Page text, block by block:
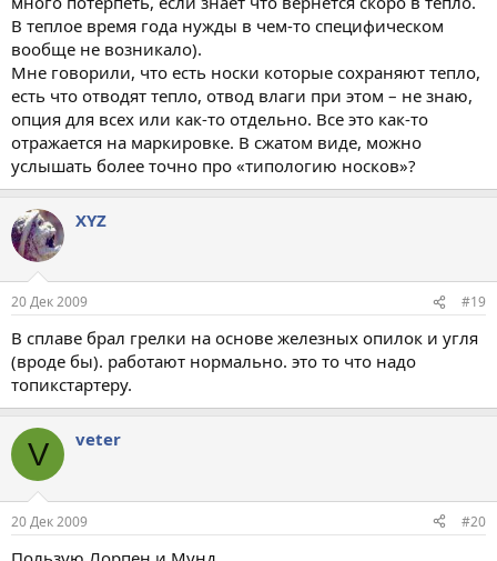
В теплое время года нужды в чем-то специфическом
вообще не возникало).
Мне говорили, что есть носки которые сохраняют тепло,
есть что отводят тепло, отвод влаги при этом – не знаю,
опция для всех или как-то отдельно. Все это как-то
отражается на маркировке. В сжатом виде, можно
услышать более точно про «типологию носков»?
XYZ
20 Дек 2009 #19
В сплаве брал грелки на основе железных опилок и угля
(вроде бы). работают нормально. это то что надо
топикстартеру.
V veter
20 Дек 2009 #20